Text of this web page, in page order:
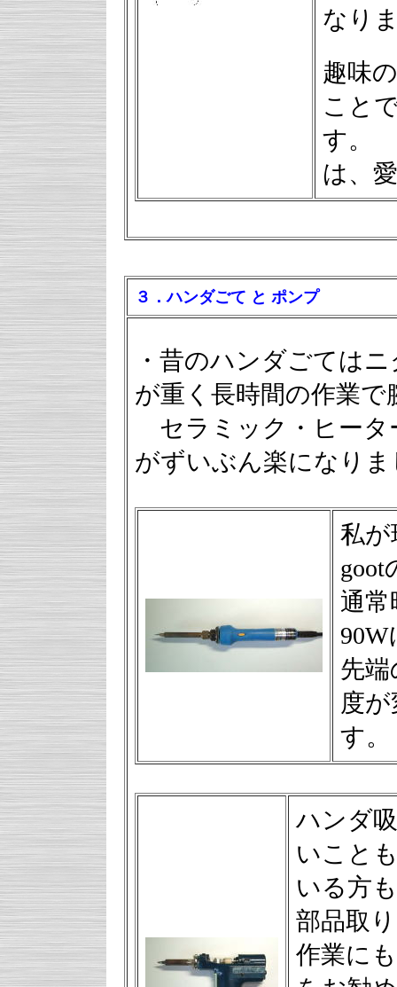
なり
趣味
こと
す。
は、
３．ハンダごて と ポンプ
・昔のハンダごては
が重く長時間の作業
セラミック・ヒータ
がずいぶん楽になり
私が
goot
通常
先
度
す。
ハンダ
いこと
いる方
部品取
作業に